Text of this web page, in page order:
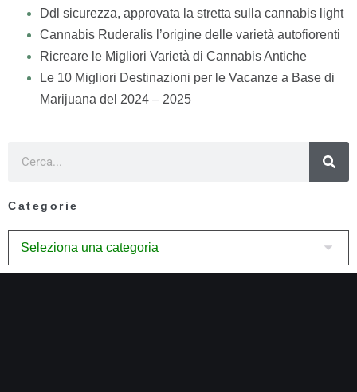
Ddl sicurezza, approvata la stretta sulla cannabis light
Cannabis Ruderalis l’origine delle varietà autofiorenti
Ricreare le Migliori Varietà di Cannabis Antiche
Le 10 Migliori Destinazioni per le Vacanze a Base di
Marijuana del 2024 – 2025
Categorie